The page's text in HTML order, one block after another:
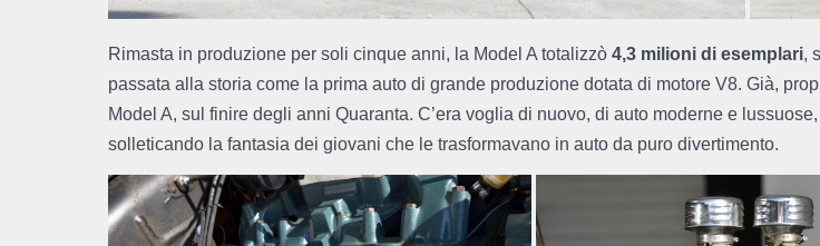
Rimasta in produzione per soli cinque anni, la Model A totalizzò 4,3 milioni di esemplari,
passata alla storia come la prima auto di grande produzione dotata di motore V8. Già,
Model A, sul finire degli anni Quaranta. C’era voglia di nuovo, di auto moderne e
solleticando la fantasia dei giovani che le trasformavano in auto da puro divertimento.